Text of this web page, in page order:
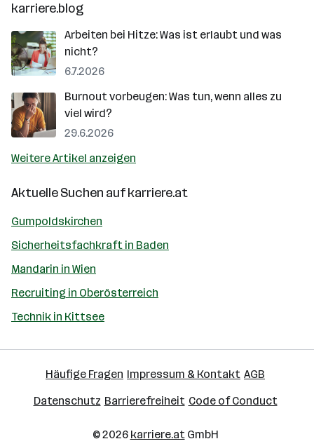
karriere.blog
Arbeiten bei Hitze: Was ist erlaubt und was
nicht?
6.7.2026
Burnout vorbeugen: Was tun, wenn alles zu
viel wird?
29.6.2026
Weitere Artikel anzeigen
Aktuelle Suchen aufkarriere.at
Gumpoldskirchen
Sicherheitsfachkraft in Baden
Mandarin in Wien
Recruiting in Oberösterreich
Technik in Kittsee
Häufige Fragen Impressum & Kontakt AGB
Datenschutz Barrierefreiheit Code of Conduct
© 2026 karriere.atGmbH